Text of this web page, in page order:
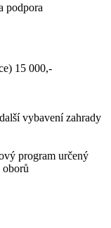
podpora
15 000,-
vybavení zahrady
program určený